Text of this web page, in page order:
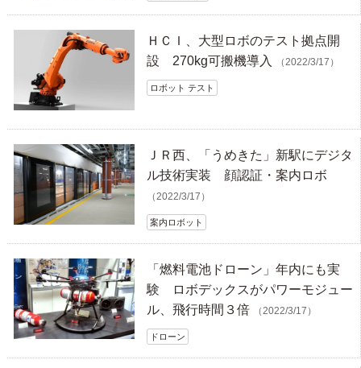
ＨＣＩ、大型ロボのテスト拠点開
設 270kg可搬機導入
（2022/3/17）
ロボット テスト
ＪＲ西、「うめきた」新駅にデジタ
ル技術実装 顔認証・案内ロボ
（2022/3/17）
案内ロボット
「燃料電池ドローン」年内にも実
験 ロボデックスがパワーモジュー
ル、飛行時間３倍
（2022/3/17）
ドローン